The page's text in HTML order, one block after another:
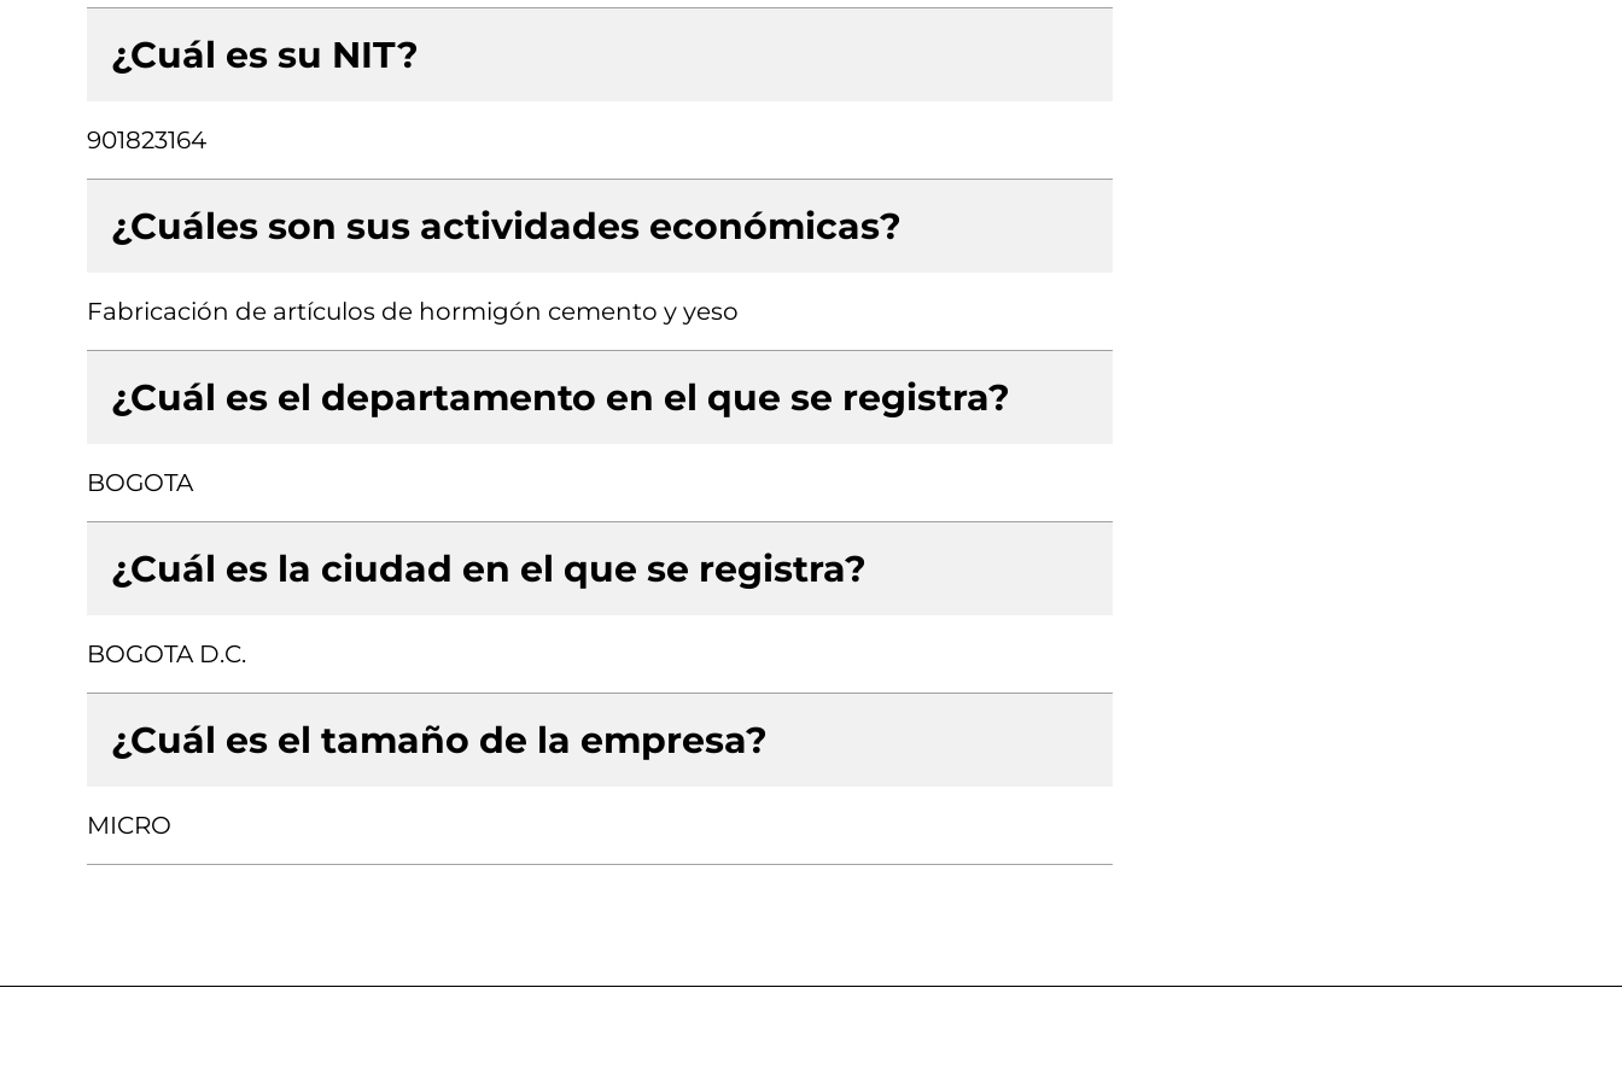
¿Cuál es su NIT?
901823164
¿Cuáles son sus actividades económicas?
Fabricación de artículos de hormigón cemento y yeso
¿Cuál es el departamento en el que se registra?
BOGOTA
¿Cuál es la ciudad en el que se registra?
BOGOTA D.C.
¿Cuál es el tamaño de la empresa?
MICRO